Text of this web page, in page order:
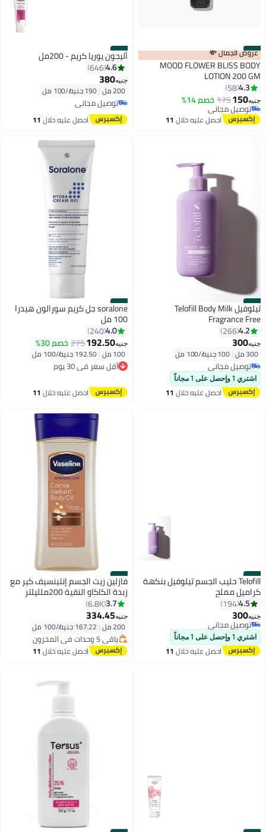
#33
عروض الجمال 💸
MOOD FLOWER BLISS BODY
LOTION 200 GM
4.3
58
جنيه150
175 خصم 14%توصيل مجاني
بتخلّص بسرعة
توصيل مجانياحصل عليه خلال 11
#34
أليجون يوريا كريم - 200مل
4.6
646
جنيه380
200 مل |
توصيل مجاني
توصيل مجاني
احصل عليه خلال 11
#35 تيلوفيل Telofill Body Milk
Fragrance Free
4.2
266
جنيه300
300 مل |
توصيل مجاني
توصيل مجاني
اشتري 1 وإحصل على 1 مجاناً
احصل عليه خلال 11
#36 soralone جل كريم سورالون هيدرا
100 مل
4.0
240
جنيه192.50
275 خصم 30%
100 مل |
أقل سعر في 30 يوم
توصيل مجاني
احصل عليه خلال 11
#37 Telofill حليب الجسم تيلوفيل بنكهة
كراميل مملح
4.5
194
جنيه300
توصيل مجاني
توصيل مجاني
اشتري 1 وإحصل على 1 مجاناً
احصل عليه خلال 11
اغسطس
#38
فازلين زيت الجسم إنتينسيف كير مع
زبدة الكاكاو النقية 200ملليلتر
3.7
6.8K
جنيه334.45
200 مل |
أقل سعر في 7 يوم
توصيل مجاني
باقي 5 وحدات في المخزون
أقل سعر في 7 يوم
احصل عليه خلال 11
اغسطس